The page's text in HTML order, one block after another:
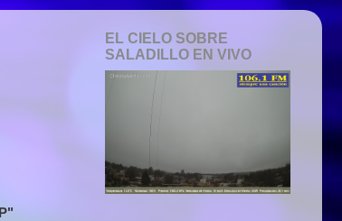
EL CIELO SOBRE
SALADILLO EN VIVO